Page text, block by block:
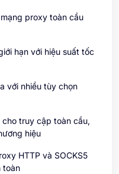
proxy toàn cầu
hạn với hiệu suất tốc
với nhiều tùy chọn
truy cập toàn cầu,
hiệu
HTTP và SOCKS5
toàn